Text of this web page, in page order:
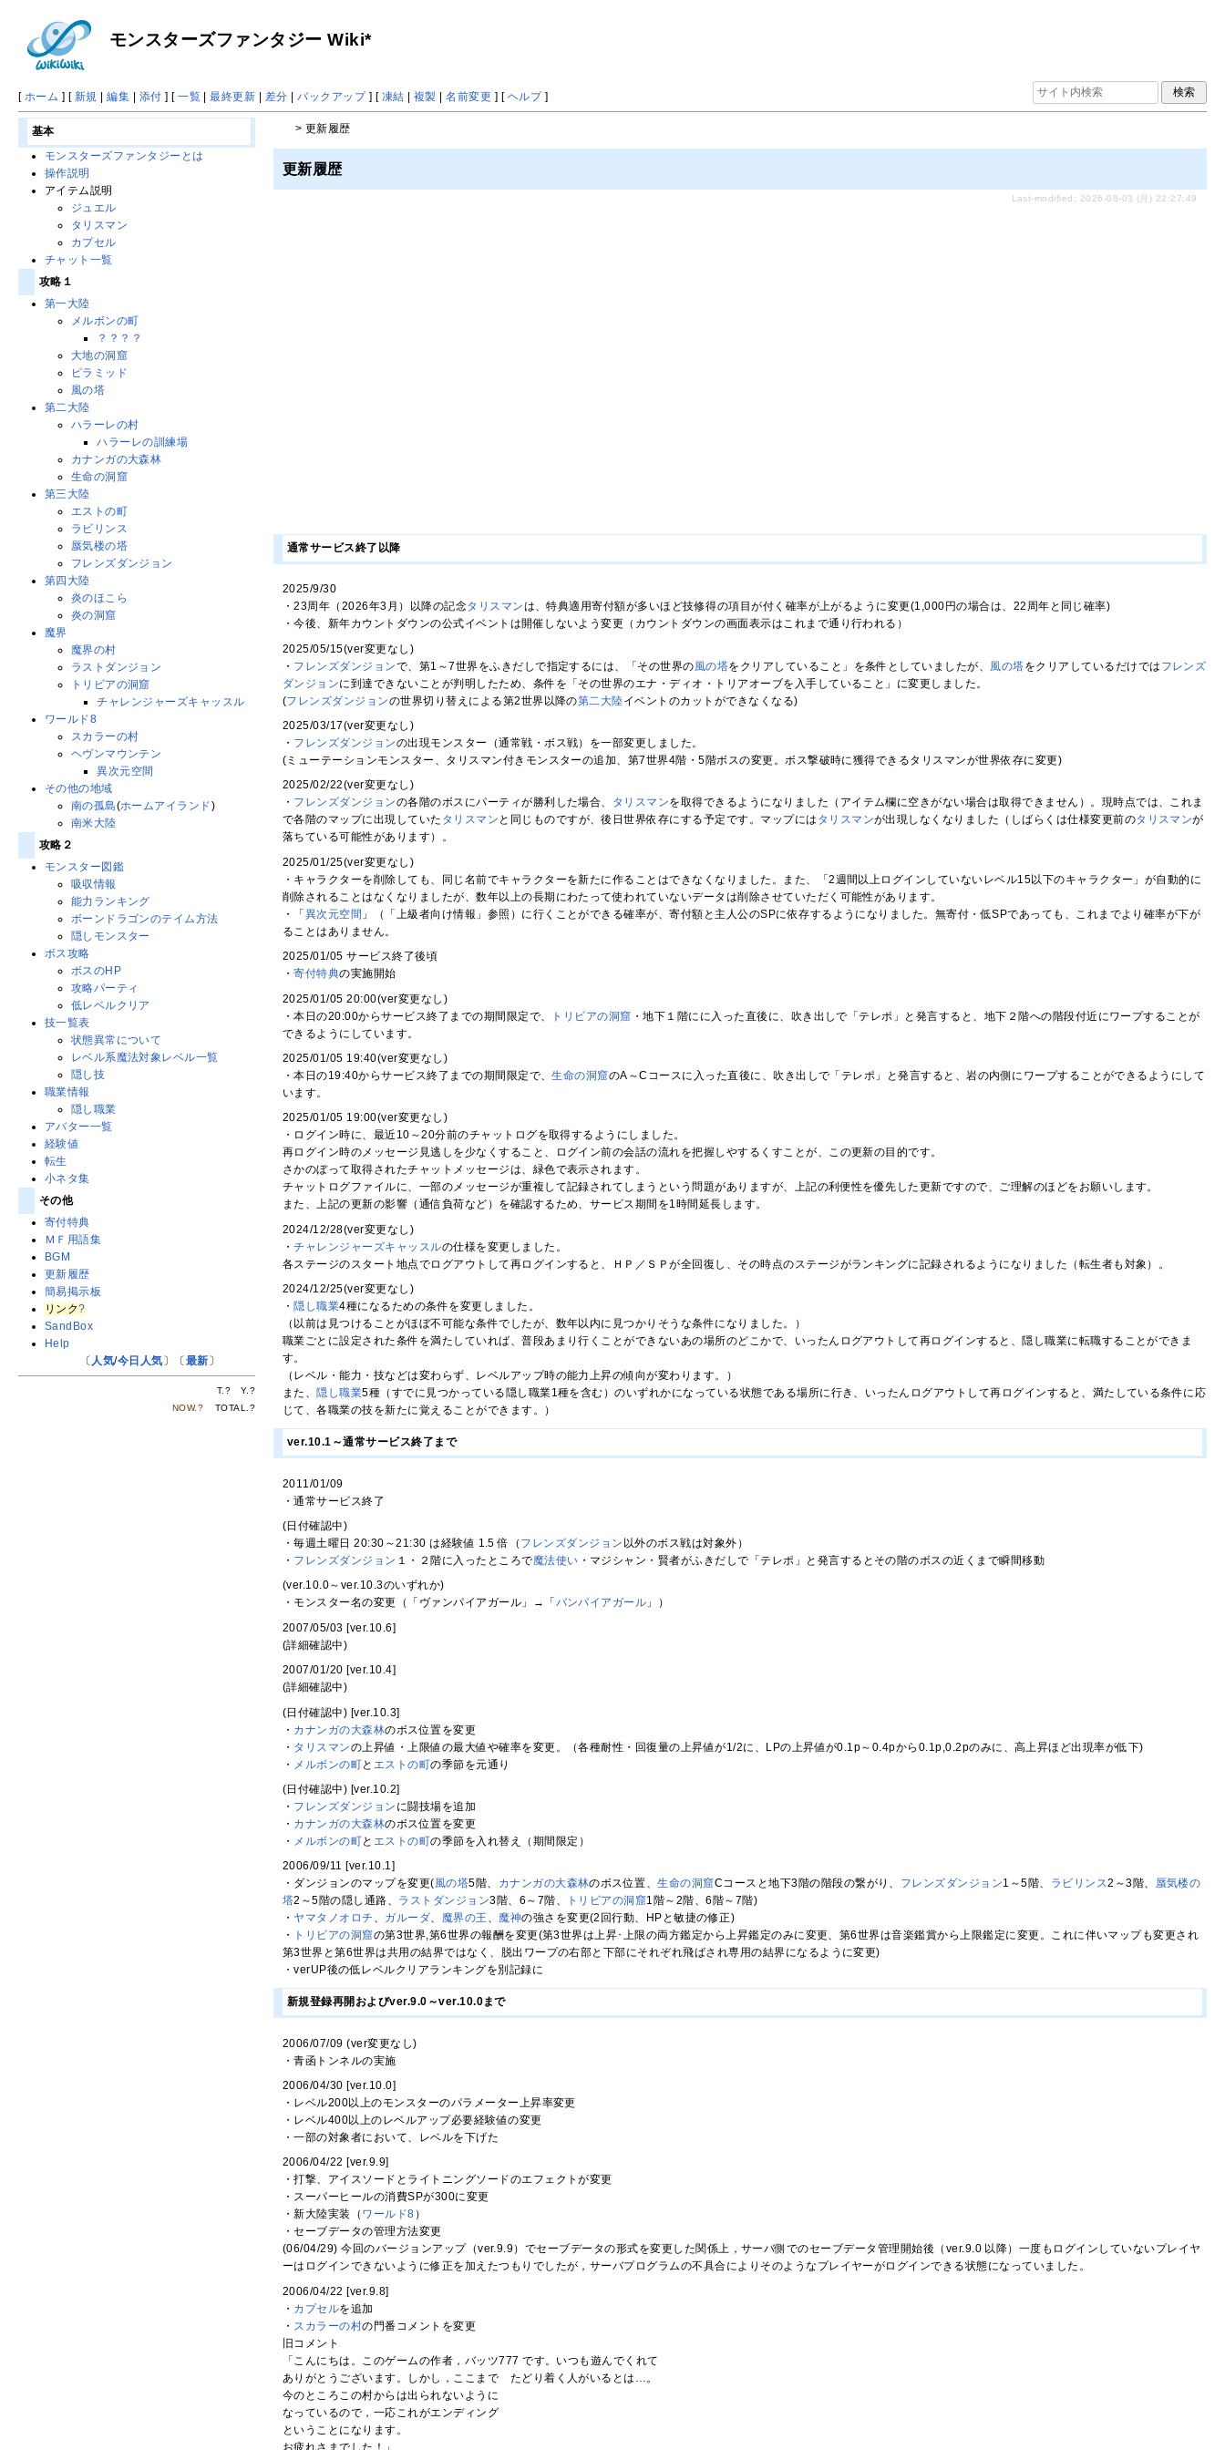
モンスターズファンタジー Wiki*
[ ホーム ] [ 新規 |編集 | 添付 ] [一覧 |最終更新 | 差分 |バックアップ] [ 凍結 | 複製 |名前変更 ] [ ヘルプ]
> 更新履歴
更新履歴
Last-modified: 2026-08-03 (月) 22:27:49
通常サービス終了以降
2025/9/30
・23周年（2026年3月）以降の記念タリスマンは、特典適用寄付額が多いほど技修得の項目が付く確率が上がるように変更(1,000円の場合は、22周年と同じ確率)
・今後、新年カウントダウンの公式イベントは開催しないよう変更（カウントダウンの画面表示はこれまで通り行われる）
2025/05/15(ver変更なし)
・ フレンズダンジョンで、第1～7世界をふきだしで指定するには、「その世界の風の塔をクリアしていること」を条件としていましたが、 風の塔をクリアしているだけでは フレンズ
ダンジョンに到達できないことが判明したため、条件を「その世界のエナ・ディオ・トリアオーブを入手していること」に変更しました。
(フレンズダンジョンの世界切り替えによる第2世界以降の第二大陸イベントのカットができなくなる)
2025/03/17(ver変更なし)
・ フレンズダンジョンの出現モンスター（通常戦・ボス戦）を一部変更しました。
(ミューテーションモンスター、タリスマン付きモンスターの追加、第7世界4階・5階ボスの変更。ボス撃破時に獲得できるタリスマンが世界依存に変更)
2025/02/22(ver変更なし)
・ フレンズダンジョンの各階のボスにパーティが勝利した場合、 タリスマンを取得できるようになりました（アイテム欄に空きがない場合は取得できません）。現時点では、これま
で各階のマップに出現していた タリスマン と同じものですが、後日世界依存にする予定です。マップには タリスマンが出現しなくなりました（しばらくは仕様変更前のタリスマンが
落ちている可能性があります）。
2025/01/25(ver変更なし)
・キャラクターを削除しても、同じ名前でキャラクターを新たに作ることはできなくなりました。また、「2週間以上ログインしていないレベル15以下のキャラクター」が自動的に
削除されることはなくなりましたが、数年以上の長期にわたって使われていないデータは削除させていただく可能性があります。
・「異次元空間 」（「上級者向け情報」参照）に行くことができる確率が、寄付額と主人公のSPに依存するようになりました。無寄付・低SPであっても、これまでより確率が下が
ることはありません。
2025/01/05 サービス終了後頃
・寄付特典の実施開始
2025/01/05 20:00(ver変更なし)
・本日の20:00からサービス終了までの期間限定で、
トリビアの洞窟 ・地下１階にに入った直後に、吹き出しで「テレポ」と発言すると、地下２階への階段付近にワープすることが
できるようにしています。
2025/01/05 19:40(ver変更なし)
・本日の19:40からサービス終了までの期間限定で、生命の洞窟のA～Cコースに入った直後に、吹き出しで「テレポ」と発言すると、岩の内側にワープすることができるようにして
います。
2025/01/05 19:00(ver変更なし)
・ログイン時に、最近10～20分前のチャットログを取得するようにしました。
再ログイン時のメッセージ見逃しを少なくすること、ログイン前の会話の流れを把握しやするくすことが、この更新の目的です。
さかのぼって取得されたチャットメッセージは、緑色で表示されます。
チャットログファイルに、一部のメッセージが重複して記録されてしまうという問題がありますが、上記の利便性を優先した更新ですので、ご理解のほどをお願いします。
また、上記の更新の影響（通信負荷など）を確認するため、サービス期間を1時間延長します。
2024/12/28(ver変更なし)
・チャレンジャーズキャッスルの仕様を変更しました。
各ステージのスタート地点でログアウトして再ログインすると、ＨＰ／ＳＰが全回復し、その時点のステージがランキングに記録されるようになりました（転生者も対象）。
2024/12/25(ver変更なし)
・ 隠し職業4種になるための条件を変更しました。
（以前は見つけることがほぼ不可能な条件でしたが、数年以内に見つかりそうな条件になりました。）
職業ごとに設定された条件を満たしていれば、普段あまり行くことができないあの場所のどこかで、いったんログアウトして再ログインすると、隠し職業に転職することができま
す。
（レベル・能力・技などは変わらず、レベルアップ時の能力上昇の傾向が変わります。）
また、 隠し職業5種（すでに見つかっている隠し職業1種を含む）のいずれかになっている状態である場所に行き、いったんログアウトして再ログインすると、満たしている条件に応
じて、各職業の技を新たに覚えることができます。）
ver.10.1～通常サービス終了まで
2011/01/09
・通常サービス終了
(日付確認中)
・毎週土曜日 20:30～21:30 は経験値 1.5 倍（ フレンズダンジョン 以外のボス戦は対象外）
・ フレンズダンジョン １・２階に入ったところで魔法使い ・マジシャン・賢者がふきだしで「テレポ」と発言するとその階のボスの近くまで瞬間移動
(ver.10.0～ver.10.3のいずれか)
・モンスター名の変更（「ヴァンパイアガール」→「 バンパイアガール 」）
2007/05/03 [ver.10.6]
(詳細確認中)
2007/01/20 [ver.10.4]
(詳細確認中)
(日付確認中) [ver.10.3]
・ カナンガの大森林のボス位置を変更
・ タリスマンの上昇値・上限値の最大値や確率を変更。（各種耐性・回復量の上昇値が1/2に、LPの上昇値が0.1p～0.4pから0.1p,0.2pのみに、高上昇ほど出現率が低下)
・ メルボンの町と エストの町の季節を元通り
(日付確認中) [ver.10.2]
・ フレンズダンジョン に闘技場を追加
・ カナンガの大森林のボス位置を変更
・ メルボンの町と エストの町の季節を入れ替え（期間限定）
2006/09/11 [ver.10.1]
・ダンジョンのマップを変更(風の塔5階、 カナンガの大森林のボス位置、生命の洞窟Cコースと地下3階の階段の繋がり、 フレンズダンジョン1～5階、 ラビリンス2～3階、
蜃気楼の
塔2～5階の隠し通路、 ラストダンジョン3階、6～7階、 トリビアの洞窟1階～2階、6階～7階)
・ ヤマタノオロチ 、 ガルーダ、 魔界の王 、 魔神の強さを変更(2回行動、HPと敏捷の修正)
・
トリビアの洞窟の第3世界,第6世界の報酬を変更(第3世界は上昇･上限の両方鑑定から上昇鑑定のみに変更、第6世界は音楽鑑賞から上限鑑定に変更。これに伴いマップも変更され
第3世界と第6世界は共用の結界ではなく、脱出ワープの右部と下部にそれぞれ飛ばされ専用の結界になるように変更)
・verUP後の低レベルクリアランキングを別記録に
新規登録再開およびver.9.0～ver.10.0まで
2006/07/09 (ver変更なし)
・青函トンネルの実施
2006/04/30 [ver.10.0]
・レベル200以上のモンスターのパラメーター上昇率変更
・レベル400以上のレベルアップ必要経験値の変更
・一部の対象者において、レベルを下げた
2006/04/22 [ver.9.9]
・打撃、アイスソードとライトニングソードのエフェクトが変更
・スーパーヒールの消費SPが300に変更
・新大陸実装（ ワールド8 ）
・セーブデータの管理方法変更
(06/04/29) 今回のバージョンアップ（ver.9.9）でセーブデータの形式を変更した関係上，サーバ側でのセーブデータ管理開始後（ver.9.0 以降）一度もログインしていないプレイヤ
ーはログインできないように修正を加えたつもりでしたが，サーバプログラムの不具合によりそのようなプレイヤーがログインできる状態になっていました。
2006/04/22 [ver.9.8]
・ カプセルを追加
・ スカラーの村の門番コメントを変更
旧コメント
「こんにちは。このゲームの作者，バッツ777 です。いつも遊んでくれて
ありがとうございます。しかし，ここまで たどり着く人がいるとは…。
今のところこの村からは出られないように
なっているので，一応これがエンディング
ということになります。
お疲れさまでした！」
基本
モンスターズファンタジーとは
操作説明
アイテム説明
ジュエル
タリスマン
カプセル
チャット一覧
攻略１
第一大陸
メルボンの町
？？？？
大地の洞窟
ピラミッド
風の塔
第二大陸
ハラーレの村
ハラーレの訓練場
カナンガの大森林
生命の洞窟
第三大陸
エストの町
ラビリンス
蜃気楼の塔
フレンズダンジョン
第四大陸
炎のほこら
炎の洞窟
魔界
魔界の村
ラストダンジョン
トリビアの洞窟
チャレンジャーズキャッスル
ワールド8
スカラーの村
ヘヴンマウンテン
異次元空間
その他の地域
南の孤島(ホームアイランド)
南米大陸
攻略２
モンスター図鑑
吸収情報
能力ランキング
ボーンドラゴンのテイム方法
隠しモンスター
ボス攻略
ボスのHP
攻略パーティ
低レベルクリア
技一覧表
状態異常について
レベル系魔法対象レベル一覧
隠し技
職業情報
隠し職業
アバター一覧
経験値
転生
小ネタ集
その他
寄付特典
ＭＦ用語集
BGM
更新履歴
簡易掲示板
リンク?
SandBox
Help
〔人気/今日人気〕〔最新〕
T. ? Y. ?
NOW.? TOTAL. ?